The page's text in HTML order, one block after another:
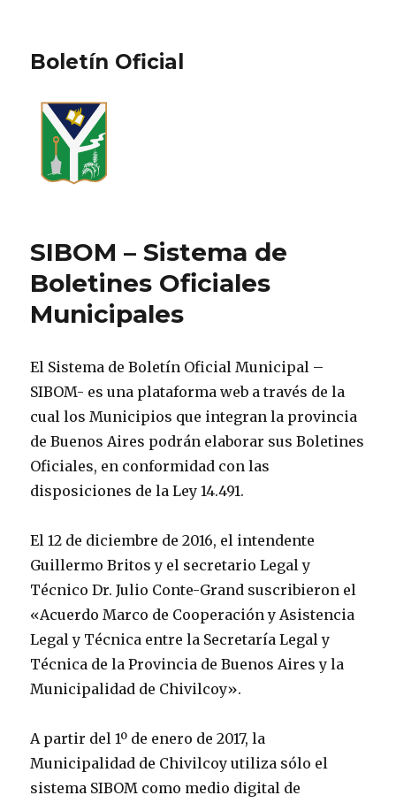
Boletín Oficial
SIBOM – Sistema de
Boletines Oficiales
Municipales
El Sistema de Boletín Oficial Municipal –
SIBOM- es una plataforma web a través de la
cual los Municipios que integran la provincia
de Buenos Aires podrán elaborar sus Boletines
Oficiales, en conformidad con las
disposiciones de la Ley 14.491.
El 12 de diciembre de 2016, el intendente
Guillermo Britos y el secretario Legal y
Técnico Dr. Julio Conte-Grand suscribieron el
«Acuerdo Marco de Cooperación y Asistencia
Legal y Técnica entre la Secretaría Legal y
Técnica de la Provincia de Buenos Aires y la
Municipalidad de Chivilcoy».
A partir del 1º de enero de 2017, la
Municipalidad de Chivilcoy utiliza sólo el
sistema SIBOM como medio digital de